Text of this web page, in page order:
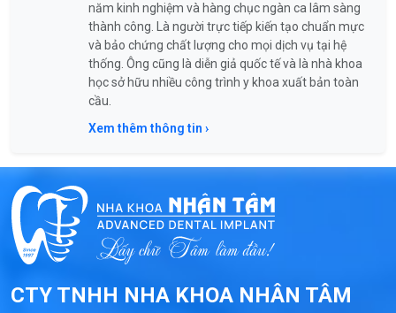
năm kinh nghiệm và hàng chục ngàn ca lâm sàng
thành công. Là người trực tiếp kiến tạo chuẩn mực
và bảo chứng chất lượng cho mọi dịch vụ tại hệ
thống. Ông cũng là diễn giả quốc tế và là nhà khoa
học sở hữu nhiều công trình y khoa xuất bản toàn
cầu.
Xem thêm thông tin ›
CTY TNHH NHA KHOA NHÂN TÂM